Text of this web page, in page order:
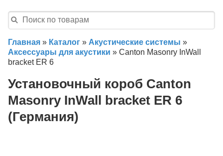
Главная » Каталог » Акустические системы »
Аксессуары для акустики » Canton Masonry InWall
bracket ER 6
Установочный короб Canton
Masonry InWall bracket ER 6
(Германия)